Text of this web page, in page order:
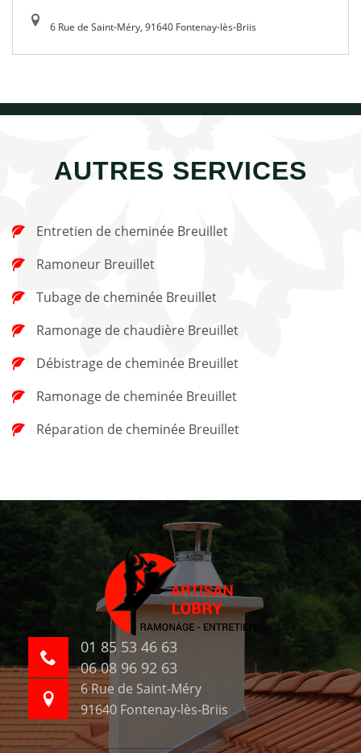
6 Rue de Saint-Méry, 91640 Fontenay-lès-Briis
AUTRES SERVICES
Entretien de cheminée Breuillet
Ramoneur Breuillet
Tubage de cheminée Breuillet
Ramonage de chaudière Breuillet
Débistrage de cheminée Breuillet
Ramonage de cheminée Breuillet
Réparation de cheminée Breuillet
01 85 53 46 63
06 08 96 92 63
6 Rue de Saint-Méry
91640 Fontenay-lès-Briis